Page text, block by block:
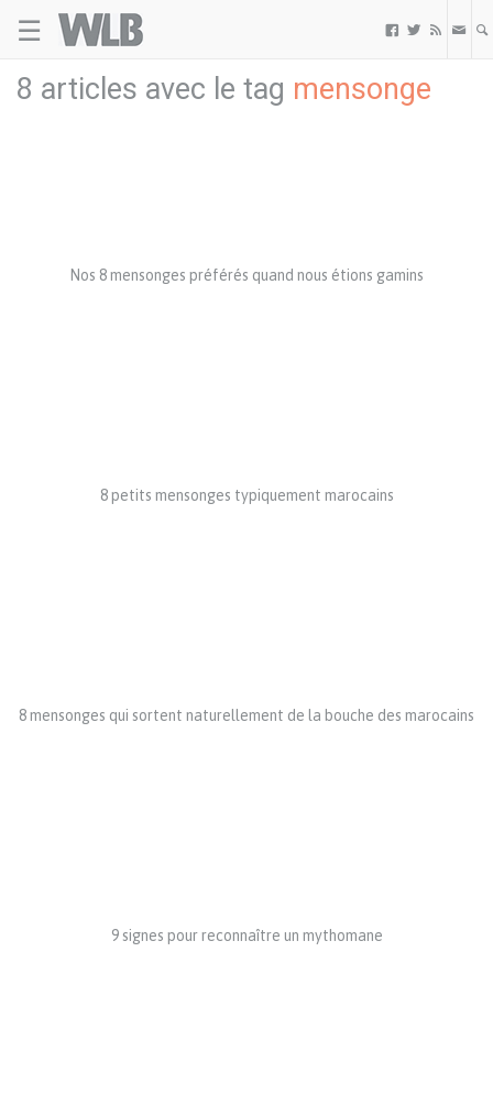
☰   
8 articles avec le tag mensonge
Nos 8 mensonges préférés quand nous étions gamins
8 petits mensonges typiquement marocains
8 mensonges qui sortent naturellement de la bouche des marocains
9 signes pour reconnaître un mythomane